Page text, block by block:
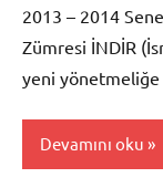
2013 – 2014
Zümresi İNDİR
yeni yönetmeliğe
Devamını oku